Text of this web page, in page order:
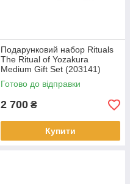
Подарунковий набор Rituals
The Ritual of Yozakura
Medium Gift Set (203141)
Готово до відправки
2 700 ₴
Купити